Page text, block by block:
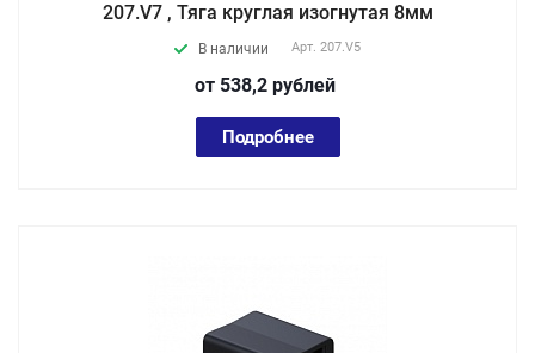
207.V7 , Тяга круглая изогнутая 8мм
В наличии Арт. 207.V5
от 538,2 рублей
Подробнее